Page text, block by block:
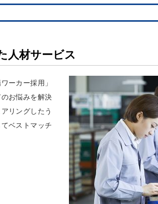
人材サービス
ーカー採用」
お悩みを解決
リングしたう
ベストマッチ